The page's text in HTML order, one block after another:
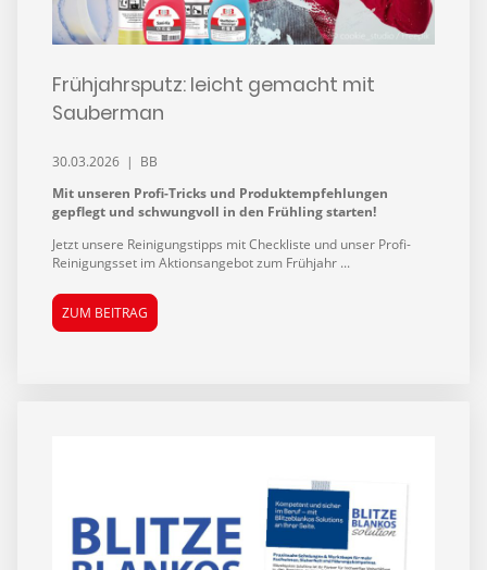
Frühjahrsputz: leicht gemacht mit
Sauberman
30.03.2026 | BB
Mit unseren Profi-Tricks und Produktempfehlungen
gepflegt und schwungvoll in den Frühling starten!
Jetzt unsere Reinigungstipps mit Checkliste und unser Profi-
Reinigungsset im Aktionsangebot zum Frühjahr ...
ZUM BEITRAG